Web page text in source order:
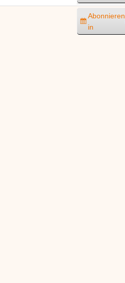
Abonnieren
in